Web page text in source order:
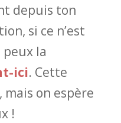
depuis ton
si ce n’est
la
ici. Cette
on espère
!